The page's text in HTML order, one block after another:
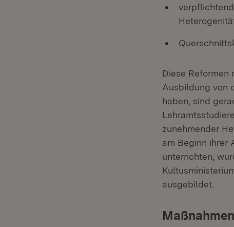
Diese Reformen
Ausbildung von
haben, sind
zunehmender
am Beginn ihrer
unterrichten,
ausgebildet.